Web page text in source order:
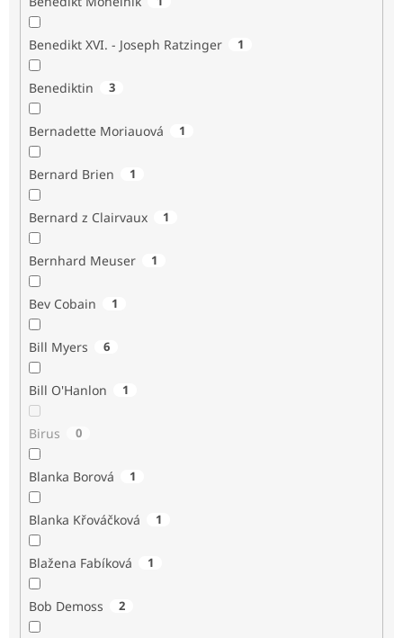
Benedikt XVI. - Joseph Ratzinger 1
Benediktin 3
Bernadette Moriauová 1
Bernard Brien 1
Bernard z Clairvaux 1
Bernhard Meuser 1
Bev Cobain 1
Bill Myers 6
Bill O'Hanlon 1
Birus 0
Blanka Borová 1
Blanka Křováčková 1
Blažena Fabíková 1
Bob Demoss 2